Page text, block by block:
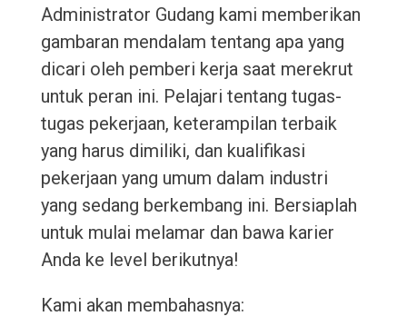
Administrator Gudang kami memberikan
gambaran mendalam tentang apa yang
dicari oleh pemberi kerja saat merekrut
untuk peran ini. Pelajari tentang tugas-
tugas pekerjaan, keterampilan terbaik
yang harus dimiliki, dan kualifikasi
pekerjaan yang umum dalam industri
yang sedang berkembang ini. Bersiaplah
untuk mulai melamar dan bawa karier
Anda ke level berikutnya!
Kami akan membahasnya: